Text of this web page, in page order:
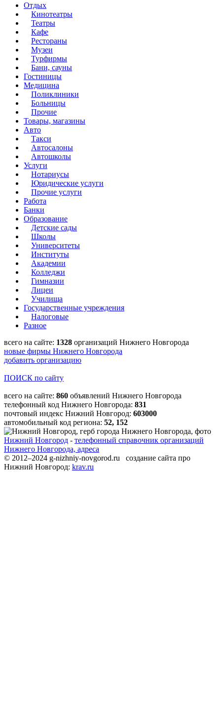
Отдых
Кинотеатры
Театры
Кафе
Рестораны
Музеи
Турфирмы
Бани, сауны
Гостиницы
Медицина
Поликлиники
Больницы
Прочие
Товары, магазины
Авто
Такси
Автосалоны
Автошколы
Услуги
Нотариусы
Юридические услуги
Прочие услуги
Работа
Банки
Образование
Детские сады
Школы
Университеты
Институты
Академии
Колледжи
Гимназии
Лицеи
Училища
Государственные учреждения
Налоговые
Разное
всего на сайте: 1328 организаций Нижнего Новгорода
новые фирмы Нижнего Новгорода
добавить организацию
ПОИСК по сайту
всего на сайте: 860 объявлений Нижнего Новгорода
телефонный код Нижнего Новгорода: 831
почтовый индекс Нижний Новгород: 603000
автомобильный код региона: 52, 152
Нижний Новгород - телефонный справочник организаций
Нижнего Новгорода, адреса
© 2012–2024 g-nizhniy-novgorod.ru создание сайта про
Нижний Новгород: krav.ru